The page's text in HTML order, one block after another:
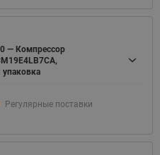
— Компрессор
Регулярные поставки